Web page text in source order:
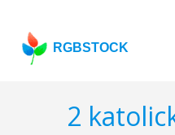
RGBSTOCK
2